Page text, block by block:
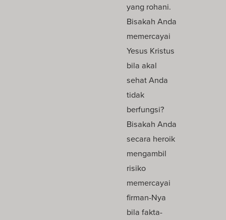
yang rohani.
Bisakah Anda
memercayai
Yesus Kristus
bila akal
sehat Anda
tidak
berfungsi?
Bisakah Anda
secara heroik
mengambil
risiko
memercayai
firman-Nya
bila fakta-